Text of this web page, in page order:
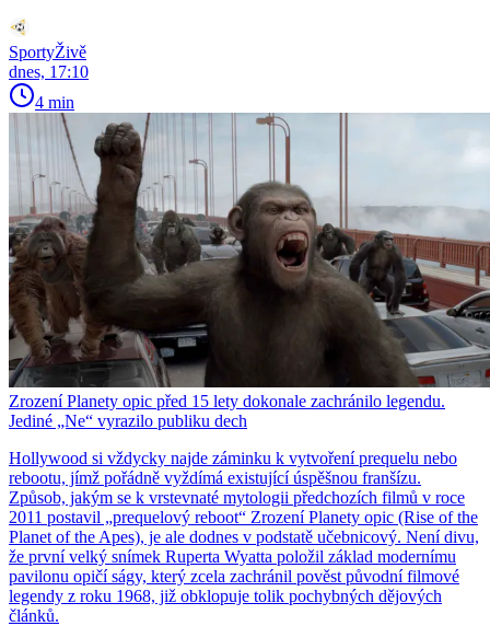
SportyŽivě
dnes, 17:10
4 min
Zrození Planety opic před 15 lety dokonale zachránilo legendu.
Jediné „Ne“ vyrazilo publiku dech
Hollywood si vždycky najde záminku k vytvoření prequelu nebo
rebootu, jímž pořádně vyždímá existující úspěšnou franšízu.
Způsob, jakým se k vrstevnaté mytologii předchozích filmů v roce
2011 postavil „prequelový reboot“ Zrození Planety opic (Rise of the
Planet of the Apes), je ale dodnes v podstatě učebnicový. Není divu,
že první velký snímek Ruperta Wyatta položil základ modernímu
pavilonu opičí ságy, který zcela zachránil pověst původní filmové
legendy z roku 1968, již obklopuje tolik pochybných dějových
článků.